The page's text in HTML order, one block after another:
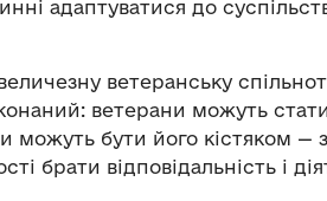
адаптуватися до
ветеранську
ветерани можуть
можуть бути його кістяком —
брати відповідальність і